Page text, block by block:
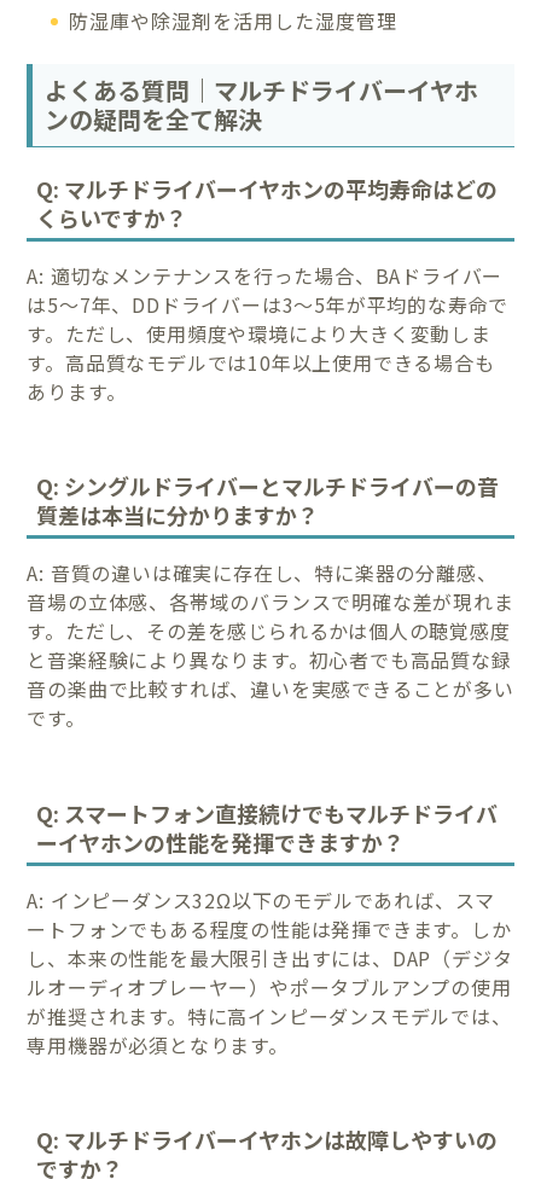
防湿庫や除湿剤を活用した湿度管理
よくある質問｜マルチドライバーイヤホ
ンの疑問を全て解決
Q: マルチドライバーイヤホンの平均寿命はどの
くらいですか？
A: 適切なメンテナンスを行った場合、BAドライバー
は5〜7年、DDドライバーは3〜5年が平均的な寿命で
す。ただし、使用頻度や環境により大きく変動しま
す。高品質なモデルでは10年以上使用できる場合も
あります。
Q: シングルドライバーとマルチドライバーの音
質差は本当に分かりますか？
A: 音質の違いは確実に存在し、特に楽器の分離感、
音場の立体感、各帯域のバランスで明確な差が現れま
す。ただし、その差を感じられるかは個人の聴覚感度
と音楽経験により異なります。初心者でも高品質な録
音の楽曲で比較すれば、違いを実感できることが多い
です。
Q: スマートフォン直接続けでもマルチドライバ
ーイヤホンの性能を発揮できますか？
A: インピーダンス32Ω以下のモデルであれば、スマ
ートフォンでもある程度の性能は発揮できます。しか
し、本来の性能を最大限引き出すには、DAP（デジタ
ルオーディオプレーヤー）やポータブルアンプの使用
が推奨されます。特に高インピーダンスモデルでは、
専用機器が必須となります。
Q: マルチドライバーイヤホンは故障しやすいの
ですか？